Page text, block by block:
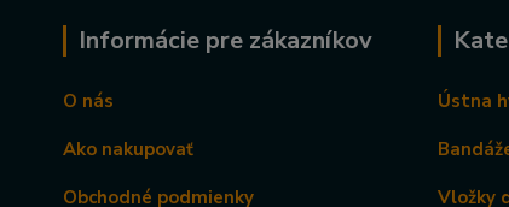
Informácie pre zákazníkov
O nás
Ako nakupovať
Obchodné podmienky
Ústna
Vložky